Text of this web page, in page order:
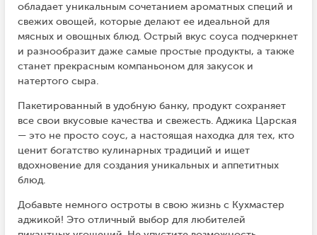
обладает уникальным сочетанием ароматных специй и
свежих овощей, которые делают ее идеальной для
мясных и овощных блюд. Острый вкус соуса подчеркнет
и разнообразит даже самые простые продукты, а также
станет прекрасным компаньоном для закусок и
натертого сыра.
Пакетированный в удобную банку, продукт сохраняет
все свои вкусовые качества и свежесть. Аджика Царская
— это не просто соус, а настоящая находка для тех, кто
ценит богатство кулинарных традиций и ищет
вдохновение для создания уникальных и аппетитных
блюд.
Добавьте немного остроты в свою жизнь с Кухмастер
аджикой! Это отличный выбор для любителей